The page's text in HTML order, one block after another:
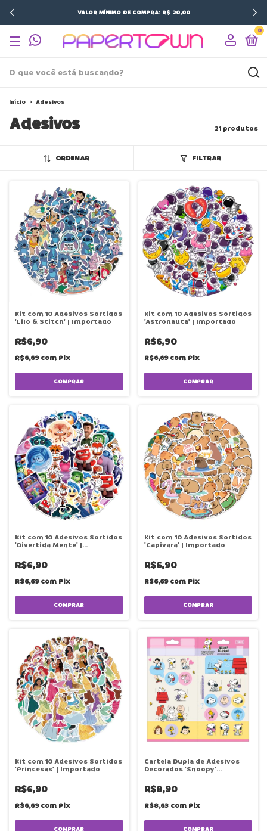
VALOR MÍNIMO DE COMPRA: R$ 20,00
0
Início > Adesivos
Adesivos 21 produtos
ORDENAR FILTRAR
Kit com 10 Adesivos Sortidos
'Lilo & Stitch' | Importado
R$6,90
R$6,69com Pix
Kit com 10 Adesivos Sortidos
'Astronauta' | Importado
R$6,90
R$6,69com Pix
Kit com 10 Adesivos Sortidos
'Divertida Mente' |
R$6,90
R$6,69com Pix
Kit com 10 Adesivos Sortidos
'Capivara' | Importado
R$6,90
R$6,69com Pix
Kit com 10 Adesivos Sortidos
'Princesas' | Importado
R$6,90
R$6,69com Pix
Cartela Dupla de Adesivos
Decorados 'Snoopy'
R$8,90
R$8,63 com Pix